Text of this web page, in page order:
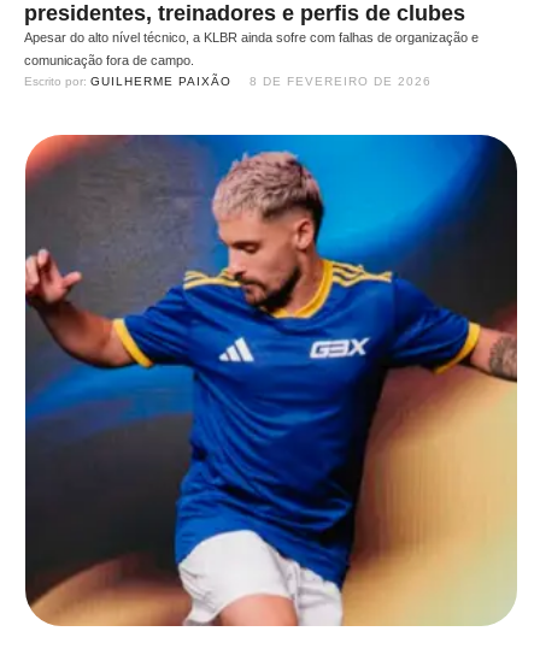
presidentes, treinadores e perfis de clubes
Apesar do alto nível técnico, a KLBR ainda sofre com falhas de organização e
comunicação fora de campo.
Escrito por: GUILHERME PAIXÃO 8 DE FEVEREIRO DE 2026